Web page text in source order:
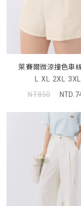
萊賽爾微涼撞色車
L XL 2XL 3XL
NT.850